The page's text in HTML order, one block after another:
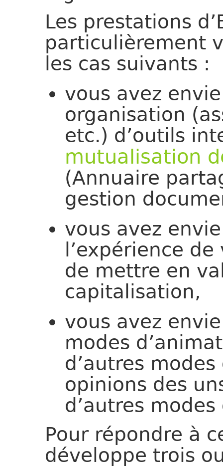
Les prestations
particulièrement
les cas suivants :
vous avez
organisation
etc.) d’outils
mutualisation
(Annuaire
gestion
vous avez
l’expérience
de mettre en
capitalisation,
vous avez
modes
d’autres
opinions des
d’autres
Pour répondre à
développe trois